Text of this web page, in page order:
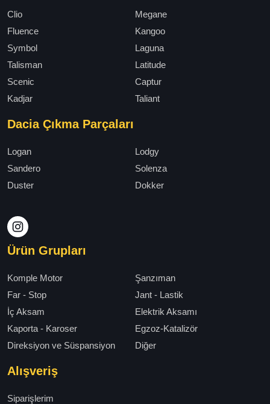
Clio
Megane
Fluence
Kangoo
Symbol
Laguna
Talisman
Latitude
Scenic
Captur
Kadjar
Taliant
Dacia Çıkma Parçaları
Logan
Lodgy
Sandero
Solenza
Duster
Dokker
Ürün Grupları
Komple Motor
Şanzıman
Far - Stop
Jant - Lastik
İç Aksam
Elektrik Aksamı
Kaporta - Karoser
Egzoz-Katalizör
Direksiyon ve Süspansiyon
Diğer
Alışveriş
Siparişlerim